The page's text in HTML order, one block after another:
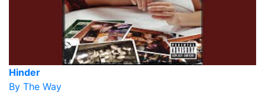
Hinder
By The Way